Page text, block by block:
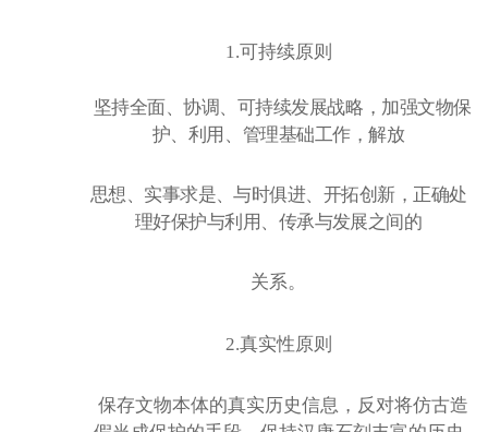
1.可持续原则
坚持全面、协调、可持续发展战略，加强文物保
护、利用、管理基础工作，解放
思想、实事求是、与时俱进、开拓创新，正确处
理好保护与利用、传承与发展之间的
关系。
2.真实性原则
保存文物本体的真实历史信息，反对将仿古造